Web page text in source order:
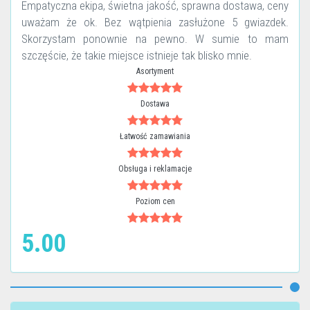
Empatyczna ekipa, świetna jakość, sprawna dostawa, ceny
uważam że ok. Bez wątpienia zasłużone 5 gwiazdek.
Skorzystam ponownie na pewno. W sumie to mam
szczęście, że takie miejsce istnieje tak blisko mnie.
Asortyment
Dostawa
Łatwość zamawiania
Obsługa i reklamacje
Poziom cen
5.00